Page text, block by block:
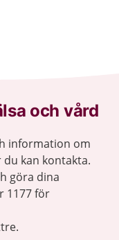
och vård
information om
kan kontakta.
göra dina
1177 för